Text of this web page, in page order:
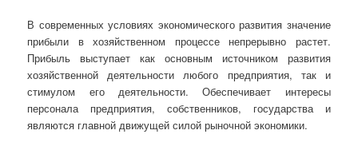
В современных условиях экономического развития значение
прибыли в хозяйственном процессе непрерывно растет.
Прибыль выступает как основным источником развития
хозяйственной деятельности любого предприятия, так и
стимулом его деятельности. Обеспечивает интересы
персонала предприятия, собственников, государства и
являются главной движущей силой рыночной экономики.